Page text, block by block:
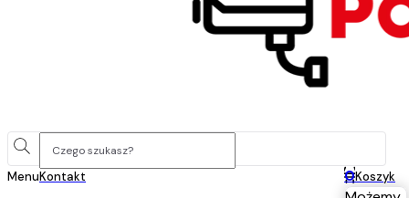
MenuKontakt 0Koszyk